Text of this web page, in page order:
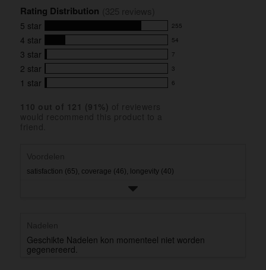
for
this
product:
4.7
out
of
5
stars
Rating Distribution
5 star 255
255
reviews
with
5
star
rating.
4 star 54
54
reviews
with
4
3 star 7
7
reviews
with
2 star 3
3
reviews
1 star 6
6
satisfaction (65), coverage (46), longevity (40)
Geschikte Nadelen kon momenteel niet worden
gegenereerd.